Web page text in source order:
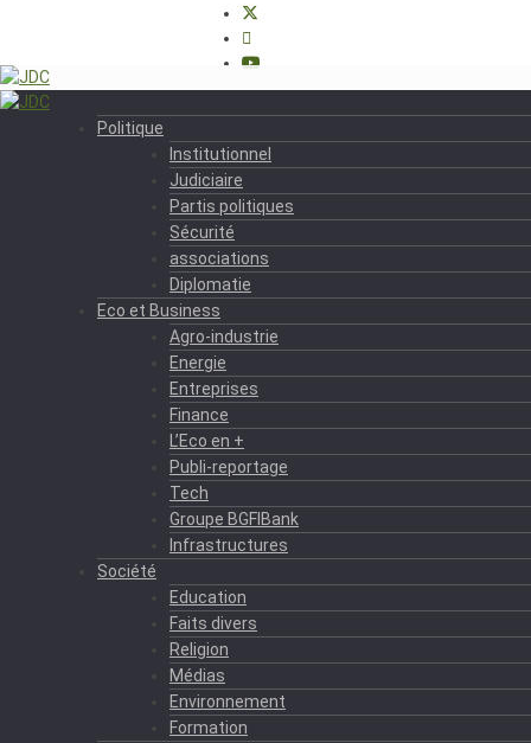
Politique
Institutionnel
Judiciaire
Partis politiques
Sécurité
associations
Diplomatie
Eco et Business
Agro-industrie
Energie
Entreprises
Finance
L’Eco en +
Publi-reportage
Tech
Groupe BGFIBank
Infrastructures
Société
Education
Faits divers
Religion
Médias
Environnement
Formation